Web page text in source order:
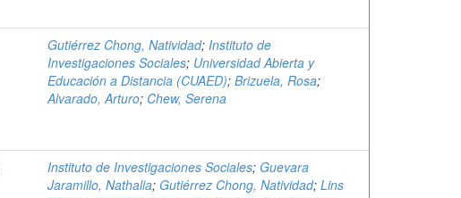
Gutiérrez Chong, Natividad; Instituto de
Investigaciones Sociales; Universidad Abierta y
Educación a Distancia (CUAED); Brizuela, Rosa;
Alvarado, Arturo; Chew, Serena
Instituto de Investigaciones Sociales; Guevara
Jaramillo, Nathalia; Gutiérrez Chong, Natividad; Lins